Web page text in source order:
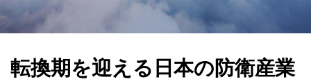
転換期を迎える日本の防衛産業